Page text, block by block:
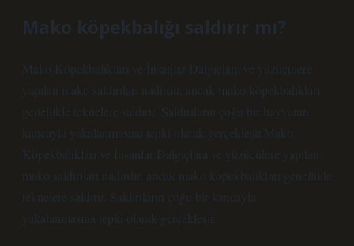
Mako köpekbalığı saldırır mı?
Mako Köpekbalıkları ve İnsanlar Dalgıçlara ve yüzücülere
yapılan mako saldırıları nadirdir, ancak mako köpekbalıkları
genellikle teknelere saldırır. Saldırıların çoğu bir hayvanın
kancayla yakalanmasına tepki olarak gerçekleşir.Mako
Köpekbalıkları ve İnsanlar Dalgıçlara ve yüzücülere yapılan
mako saldırıları nadirdir, ancak mako köpekbalıkları genellikle
teknelere saldırır. Saldırıların çoğu bir kancayla
yakalanmasına tepki olarak gerçekleşir.